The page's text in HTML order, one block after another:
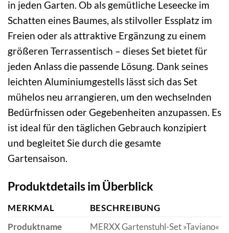
in jeden Garten. Ob als gemütliche Leseecke im
Schatten eines Baumes, als stilvoller Essplatz im
Freien oder als attraktive Ergänzung zu einem
größeren Terrassentisch – dieses Set bietet für
jeden Anlass die passende Lösung. Dank seines
leichten Aluminiumgestells lässt sich das Set
mühelos neu arrangieren, um den wechselnden
Bedürfnissen oder Gegebenheiten anzupassen. Es
ist ideal für den täglichen Gebrauch konzipiert
und begleitet Sie durch die gesamte
Gartensaison.
Produktdetails im Überblick
MERKMAL
BESCHREIBUNG
Produktname
MERXX Gartenstuhl-Set »Taviano«